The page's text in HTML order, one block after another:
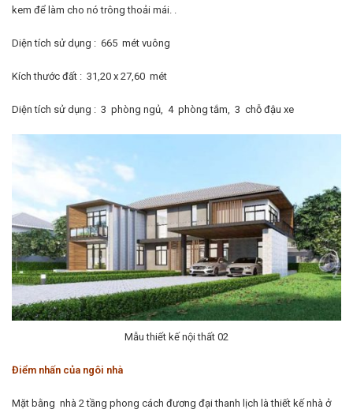
kem để làm cho nó trông thoải mái. .
Diện tích sử dụng : 665 mét vuông
Kích thước đất : 31,20 x 27,60 mét
Diện tích sử dụng : 3 phòng ngủ, 4 phòng tắm, 3 chỗ đậu xe
Mẫu thiết kế nội thất 02
Điểm nhấn của ngôi nhà
Mặt bằng nhà 2 tầng phong cách đương đại thanh lịch là thiết kế nhà ở